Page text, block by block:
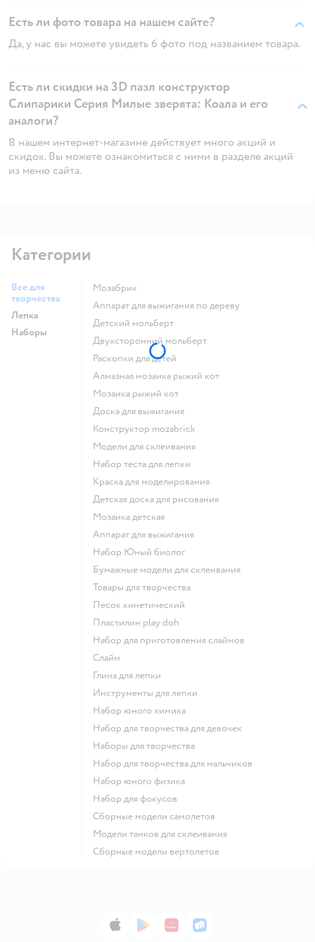
Есть ли фото товара на нашем сайте?
Да, у нас вы можете увидеть 6 фото под названием товара.
Есть ли скидки на 3D пазл конструктор
Слипарики Серия Милые зверята: Коала и его
аналоги?
В нашем интернет-магазине действует много акций и
скидок. Вы можете ознакомиться с ними в разделе акций
из меню сайта.
Категории
Все для
творчества
Лепка
Наборы
Мозабрик
Аппарат для выжигания по дереву
Детский мольберт
Двухсторонний мольберт
Раскопки для детей
Алмазная мозаика рыжий кот
Мозаика рыжий кот
Доска для выжигания
Конструктор mozabrick
Модели для склеивания
Набор теста для лепки
Краска для моделирования
Детская доска для рисования
Мозаика детская
Аппарат для выжигания
набор Юный биолог
Бумажные модели для склеивания
Товары для творчества
Песок кинетический
Пластилин play doh
Набор для приготовления слаймов
Слайм
Глина для лепки
Инструменты для лепки
Набор юного химика
Набор для творчества для девочек
Наборы для творчества
Набор для творчества для мальчиков
Набор юного физика
Набор для фокусов
Сборные модели самолетов
Модели танков для склеивания
Сборные модели вертолетов
App StoreGoogle Play
AppGallery
RuStore